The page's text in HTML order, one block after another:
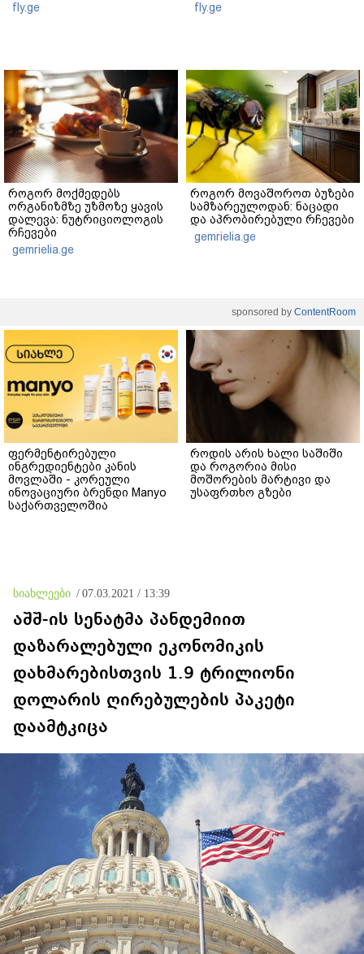
fly.ge
fly.ge
როგორ მოქმედებს
ორგანიზმზე უზმოზე ყავის
დალევა: ნუტრიციოლოგის
რჩევები
gemrielia.ge
როგორ მოვაშოროთ ბუზები
სამზარეულოდან: ნაცადი
და აპრობირებული რჩევები
gemrielia.ge
sponsored by ContentRoom
ფერმენტირებული
ინგრედიენტები კანის
მოვლაში - კორეული
ინოვაციური ბრენდი Manyo
საქართველოშია
როდის არის ხალი საშიში
და როგორია მისი
მოშორების მარტივი და
უსაფრთხო გზები
სიახლეები / 07.03.2021 / 13:39
აშშ-ის სენატმა პანდემიით
დაზარალებული ეკონომიკის
დახმარებისთვის 1.9 ტრილიონი
დოლარის ღირებულების პაკეტი
დაამტკიცა